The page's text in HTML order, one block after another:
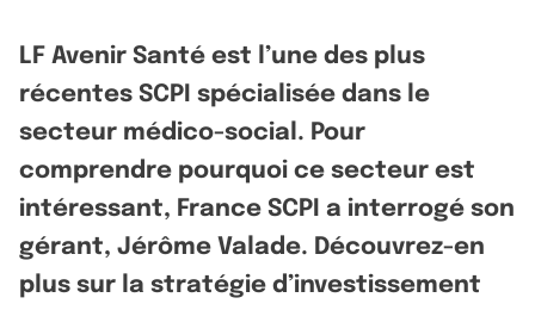
LF Avenir Santé est l’une des plus
récentes SCPI spécialisée dans le
secteur médico-social. Pour
comprendre pourquoi ce secteur est
intéressant, France SCPI a interrogé son
gérant, Jérôme Valade. Découvrez-en
plus sur la stratégie d’investissement